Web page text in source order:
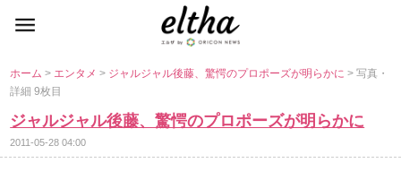
ホーム> エンタメ> ジャルジャル後藤、驚愕のプロポーズが明らかに> 写真・
詳細 9枚目
ジャルジャル後藤、驚愕のプロポーズが明らかに
2011-05-28 04:00